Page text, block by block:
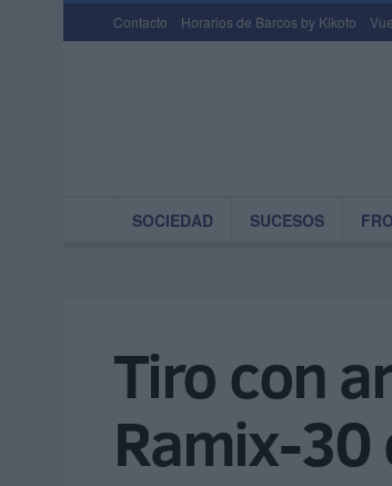
Contacto Horarios de Barcos by Kikoto
SOCIEDAD SUCESOS
Tiro con
Ramix-30